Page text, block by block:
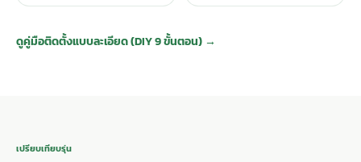
ดูคู่มือติดตั้งแบบละเอียด (DIY 9 ขั้นตอน) →
เปรียบเทียบรุ่น